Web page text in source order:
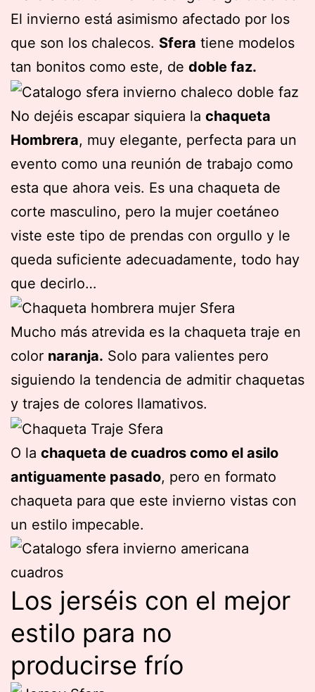
El invierno está asimismo afectado por los
que son los chalecos. Sfera tiene modelos
tan bonitos como este, de doble faz.
No dejéis escapar siquiera la chaqueta
Hombrera, muy elegante, perfecta para un
evento como una reunión de trabajo como
esta que ahora veis. Es una chaqueta de
corte masculino, pero la mujer coetáneo
viste este tipo de prendas con orgullo y le
queda suficiente adecuadamente, todo hay
que decirlo…
Mucho más atrevida es la chaqueta traje en
color naranja. Solo para valientes pero
siguiendo la tendencia de admitir chaquetas
y trajes de colores llamativos.
O la chaqueta de cuadros como el asilo
antiguamente pasado, pero en formato
chaqueta para que este invierno vistas con
un estilo impecable.
Los jerséis con el mejor
estilo para no
producirse frío